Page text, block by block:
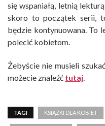
się wspaniałą, letnią
skoro to początek serii,
będzie kontynuowana. To
polecić kobietom.
Żebyście nie musieli
możecie znaleźć tutaj.
TAGI KSIĄŻKI DLA KOBIET